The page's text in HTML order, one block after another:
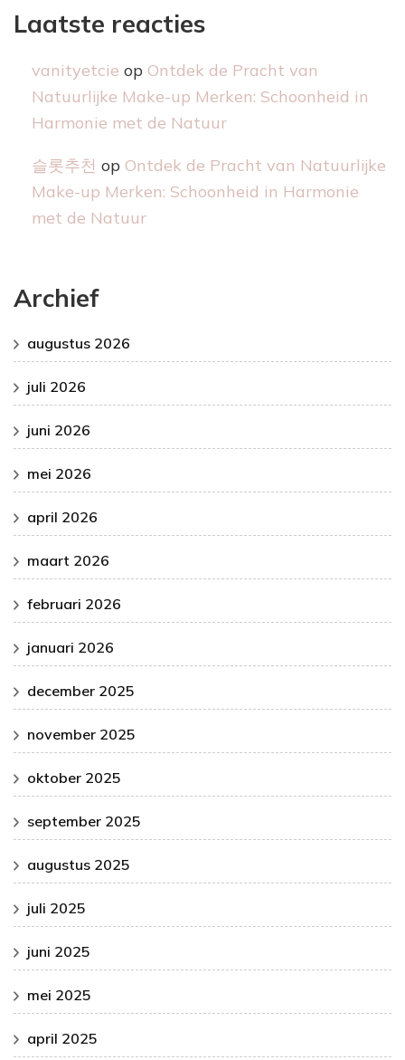
Laatste reacties
vanityetcie op Ontdek de Pracht van
Natuurlijke Make-up Merken: Schoonheid in
Harmonie met de Natuur
슬롯추천 op Ontdek de Pracht van Natuurlijke
Make-up Merken: Schoonheid in Harmonie
met de Natuur
Archief
augustus 2026
juli 2026
juni 2026
mei 2026
april 2026
maart 2026
februari 2026
januari 2026
december 2025
november 2025
oktober 2025
september 2025
augustus 2025
juli 2025
juni 2025
mei 2025
april 2025